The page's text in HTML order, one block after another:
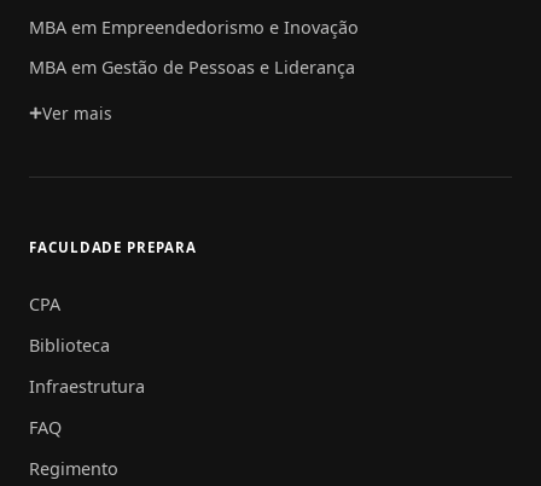
MBA em Empreendedorismo e Inovação
MBA em Gestão de Pessoas e Liderança
Ver mais
FACULDADE PREPARA
CPA
Biblioteca
Infraestrutura
FAQ
Regimento